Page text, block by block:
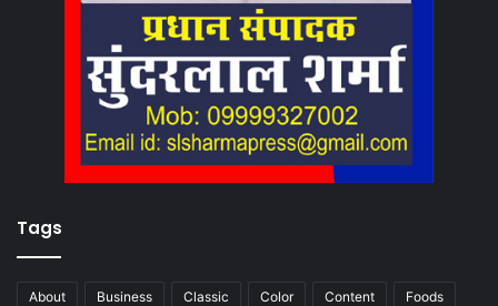
Tags
About Business Classic Color Content Foods